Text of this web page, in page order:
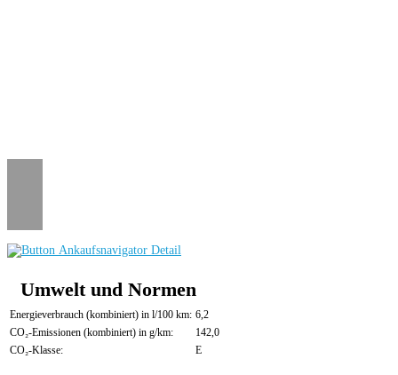
Umwelt und Normen
Energieverbrauch (kombiniert) in l/100 km: 6,2
CO₂-Emissionen (kombiniert) in g/km:
142,0
CO₂-Klasse:
E